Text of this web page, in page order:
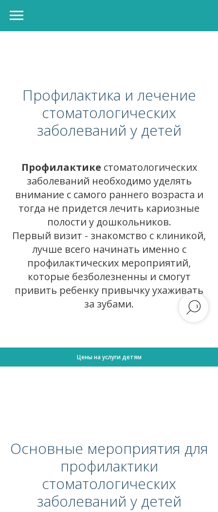
Профилактика и лечение
стоматологических
заболеваний у детей
Профилактике стоматологических
заболеваний необходимо уделять
внимание с самого раннего возраста и
тогда не придется лечить кариозные
полости у дошкольников.
Первый визит - знакомство с клиникой,
лучше всего начинать именно с
профилактических мероприятий,
которые безболезненны и смогут
привить ребенку привычку ухаживать
за зубами.
Цены на услуги детям
Основные мероприятия для
профилактики
стоматологических
заболеваний у детей